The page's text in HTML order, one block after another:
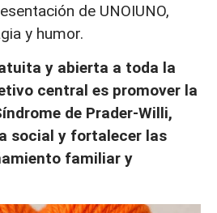
de UNOIUNO,
y humor.
y abierta a toda la
central es promover la
de Prader-Willi,
social y fortalecer las
familiar y